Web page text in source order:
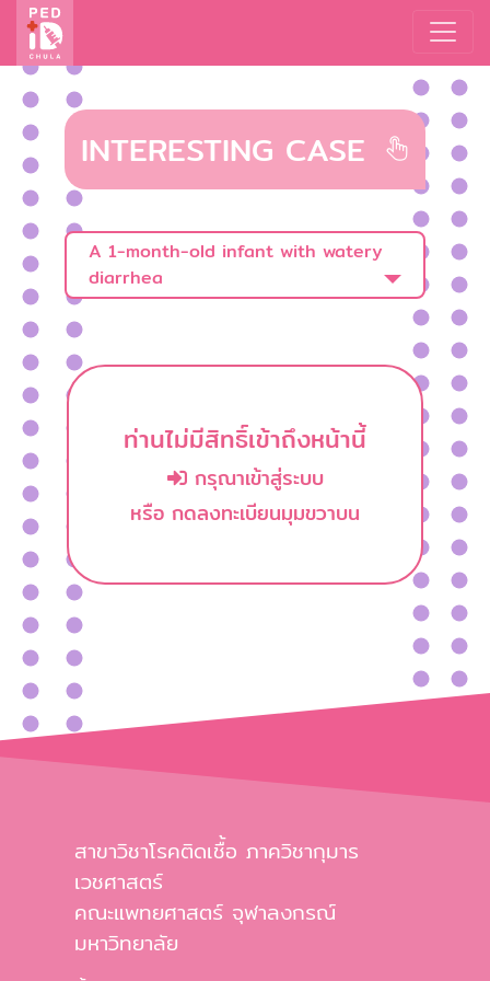
INTERESTING CASE
A 1-month-old infant with watery
diarrhea
ท่านไม่มีสิทธิ์เข้าถึงหน้านี้
กรุณาเข้าสู่ระบบ
หรือ กดลงทะเบียนมุมขวาบน
สาขาวิชาโรคติดเชื้อ ภาควิชากุมาร
เวชศาสตร์
คณะแพทยศาสตร์ จุฬาลงกรณ์
มหาวิทยาลัย